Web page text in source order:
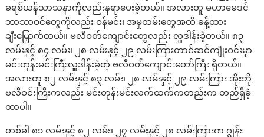
ခရစ်ယန်သာသနာကိုလည်းနရာပေးခဲ့တယ်။ အလားတူ မဟာမေဒင်
ဘာသာဝင်တွေကိုလည်း ဝန်မင်း၊ အမှုထမ်းတွေအထိ ခန့်ထား
ချီးမြှောက်တယ်။ ဗလီဝတ်ကျောင်းတွေလည်း လှူဒါန်းခဲ့တယ်။ ၈၃
လမ်းနှင့် ၈၄ လမ်း၊ ၂၈ လမ်းနှင့် ၂၉ လမ်းကြားတာင်ဆင်ကျုံးဝင်းမှာ
မင်းတုန်းမင်းကြီးလှူဒါန်းခဲ့တဲ့ ဗလီဝတ်ကျောင်းတော်ကြီး ရှိတယ်။
အလားတူ ၈၂ လမ်းနှင့် ၈၃ လမ်း၊ ၂၈ လမ်းနှင့် ၂၉ လမ်းကြား အိုးဘို
ဗလီဝင်းကြီးကလည်း မင်းတုန်းမင်းလက်ထက်ကတည်းက တည်ရှိခဲ့
တာပါ။
တစ်ခါ ၈၁ လမ်းနှင့် ၈၂ လမ်း၊ ၂၇ လမ်းနှင့် ၂၈ လမ်းကြားက ဂျွန်း